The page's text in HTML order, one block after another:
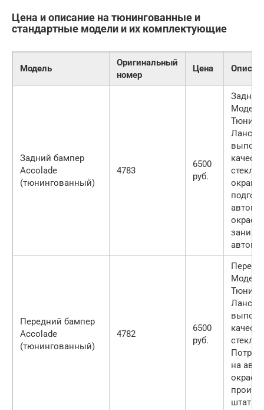
Цена и описание на тюнингованные и
стандартные модели и их комплектующие
Модель
Оригинальный
номер
Цена
Задний бампер
Accolade
(тюнингованный)
4783
6500
руб.
Тюнинг
Лансер
Передний бампер
Accolade
(тюнингованный)
4782
6500
руб.
Тюнинг
Лансер
на